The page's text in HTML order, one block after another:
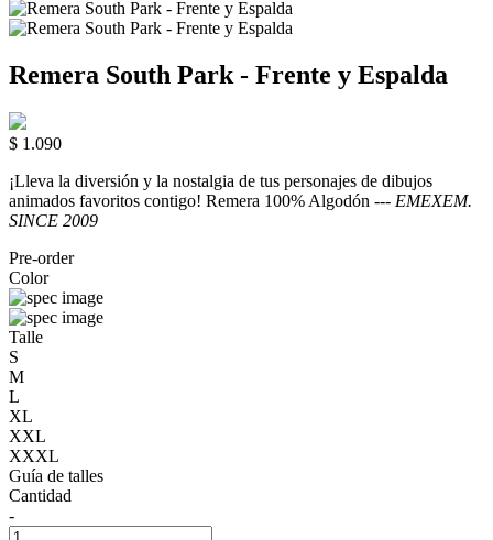
Remera South Park - Frente y Espalda
$ 1.090
¡Lleva la diversión y la nostalgia de tus personajes de dibujos
animados favoritos contigo! Remera 100% Algodón --- EMEXEM.
SINCE 2009
Pre-order
Color
Talle
S
M
L
XL
XXL
XXXL
Guía de talles
Cantidad
-